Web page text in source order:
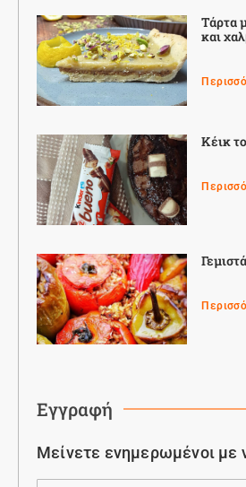
Τάρτα
και
Κέικ
Γεμιστά
Εγγραφή
Μείνετε ενημερωμένοι με